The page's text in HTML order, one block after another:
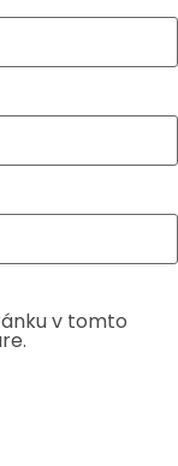
v tomto